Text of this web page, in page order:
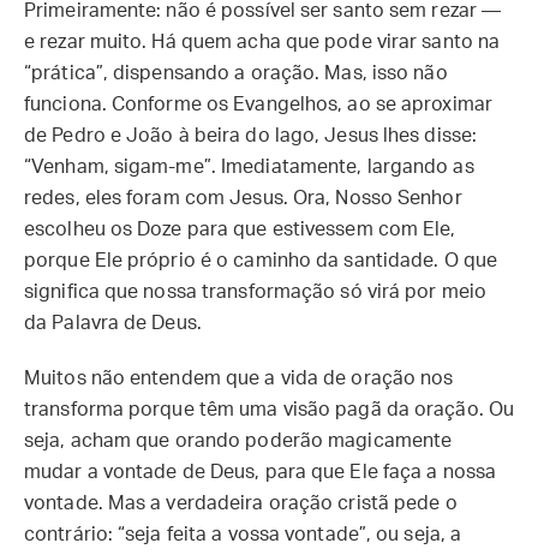
Primeiramente: não é possível ser santo sem rezar —
e rezar muito. Há quem acha que pode virar santo na
“prática”, dispensando a oração. Mas, isso não
funciona. Conforme os Evangelhos, ao se aproximar
de Pedro e João à beira do lago, Jesus lhes disse:
“Venham, sigam-me”. Imediatamente, largando as
redes, eles foram com Jesus. Ora, Nosso Senhor
escolheu os Doze para que estivessem com Ele,
porque Ele próprio é o caminho da santidade. O que
significa que nossa transformação só virá por meio
da Palavra de Deus.
Muitos não entendem que a vida de oração nos
transforma porque têm uma visão pagã da oração. Ou
seja, acham que orando poderão magicamente
mudar a vontade de Deus, para que Ele faça a nossa
vontade. Mas a verdadeira oração cristã pede o
contrário: “seja feita a vossa vontade”, ou seja, a